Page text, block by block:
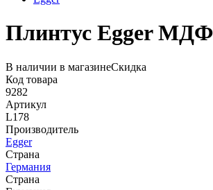
Плинтус Egger
В наличии в магазинеСкидка
Код товара
9282
Артикул
L178
Производитель
Egger
Страна
Германия
Страна